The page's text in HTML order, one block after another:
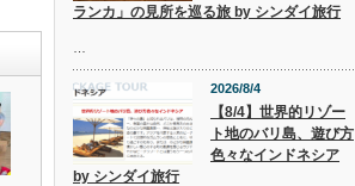
ランカ」の見所を巡る旅 by シンダイ旅行
2026/8/4
【8/4】世界的リゾー
ト地のバリ島、遊び方
色々なインドネシア
by シンダイ旅行